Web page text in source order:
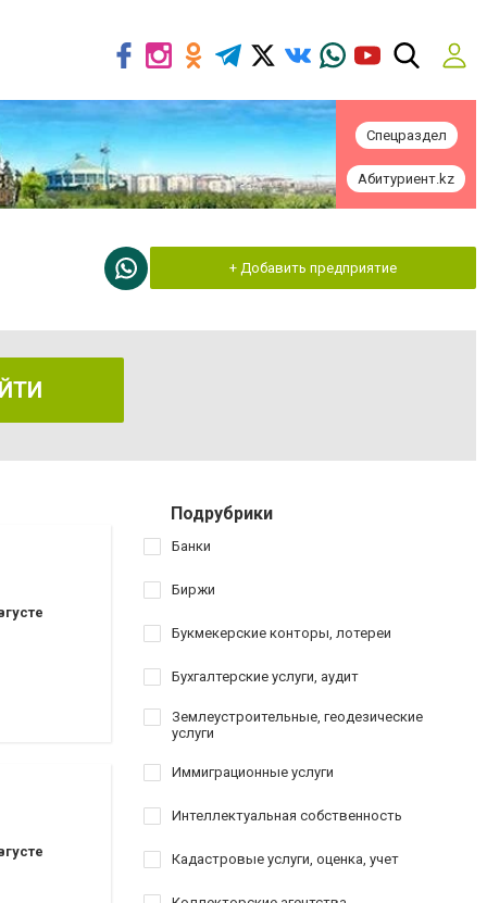
Спецраздел
Абитуриент.kz
+ Добавить предприятие
Подрубрики
Банки
Биржи
Букмекерские конторы, лотереи
Бухгалтерские услуги, аудит
Землеустроительные, геодезические
услуги
Иммиграционные услуги
Интеллектуальная собственность
Кадастровые услуги, оценка, учет